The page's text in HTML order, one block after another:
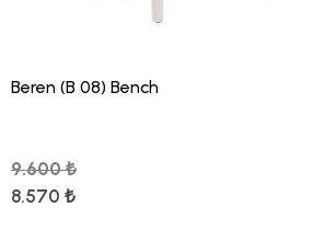
Beren (B 08) Bench
9.600 ₺
8.570 ₺